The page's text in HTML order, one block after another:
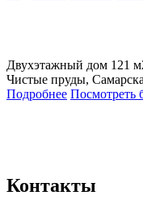
Двухэтажный дом 121
Чистые пруды,
Подробнее Посмотреть
Контакты